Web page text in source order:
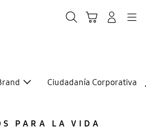
Ciudadanía Corporativa
PARA LA VIDA